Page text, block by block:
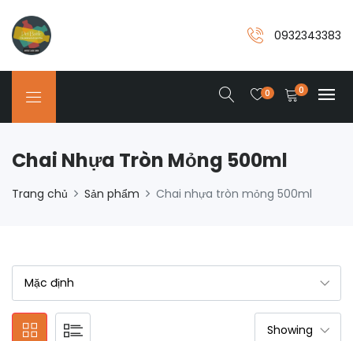
0932343383
0 0
Chai Nhựa Tròn Mỏng 500ml
Trang chủ Sản phẩm Chai nhựa tròn mỏng 500ml